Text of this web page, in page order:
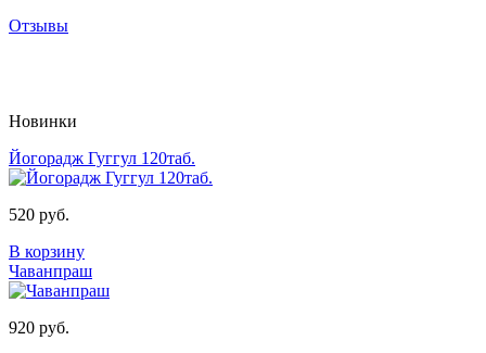
Отзывы
Новинки
Йогорадж Гуггул 120таб.
520 руб.
В корзину
Чаванпраш
920 руб.